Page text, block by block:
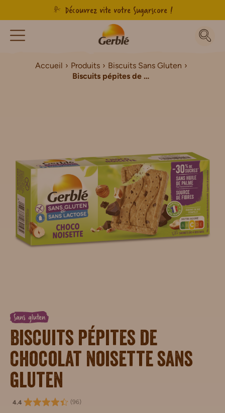
Découvrez vite votre Sugarscore !
Accueil Produits
Biscuits Sans Gluten
Biscuits pépites de chocolat noisette sans gluten
Sans gluten
Biscuits pépites de
chocolat noisette sans
gluten
4.4 (96)